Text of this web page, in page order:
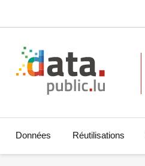
Données Réutilisations